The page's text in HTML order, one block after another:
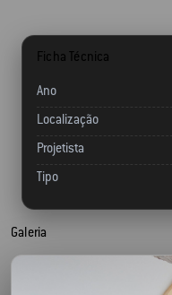
Ficha Técnica
Ano
Localização
Projetista
Tipo
Galeria